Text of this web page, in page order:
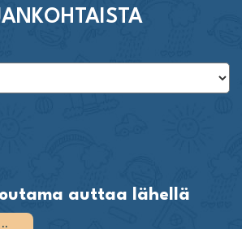
auttaa lähellä